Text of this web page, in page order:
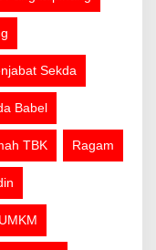
Sekda
Babel
TBK Ragam
UMKM